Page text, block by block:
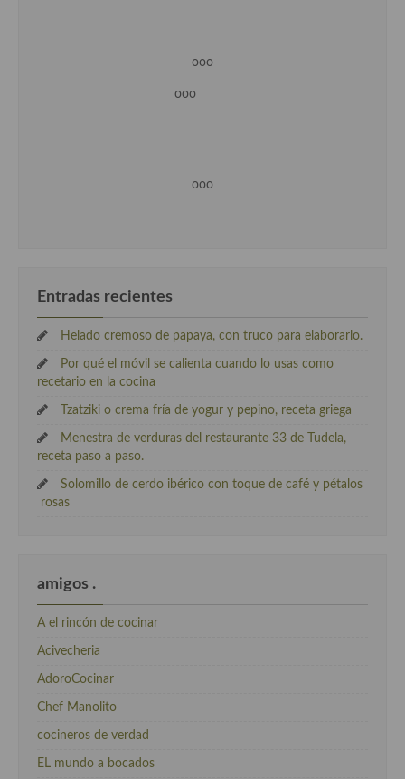
ooo
ooo
ooo
Entradas recientes
Helado cremoso de papaya, con truco para elaborarlo.
Por qué el móvil se calienta cuando lo usas como
recetario en la cocina
Tzatziki o crema fría de yogur y pepino, receta griega
Menestra de verduras del restaurante 33 de Tudela,
receta paso a paso.
Solomillo de cerdo ibérico con toque de café y pétalos
rosas
amigos .
A el rincón de cocinar
Acivecheria
AdoroCocinar
Chef Manolito
cocineros de verdad
EL mundo a bocados